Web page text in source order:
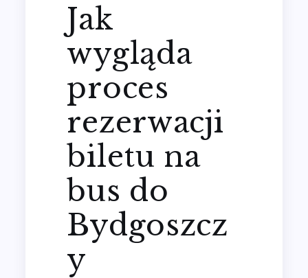
Jak
wygląda
proces
rezerwacji
biletu na
bus do
Bydgoszcz
y